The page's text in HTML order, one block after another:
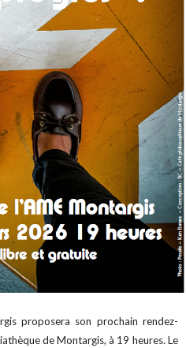
proposera son prochain rendez-
de Montargis, à 19 heures. Le